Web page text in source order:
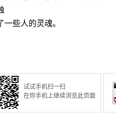
些人的灵魂。
试试手机扫一扫
在你手机上继续浏览此页面